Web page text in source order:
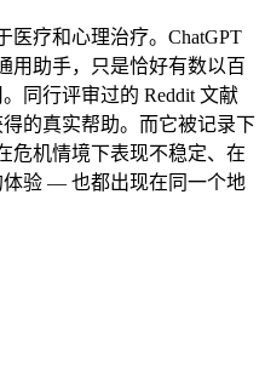
医疗和心理治疗。ChatGPT
用助手，只是恰好有数以百
同行评审过的 Reddit 文献
的真实帮助。而它被记录下
危机情境下表现不稳定、在
验 — 也都出现在同一个地